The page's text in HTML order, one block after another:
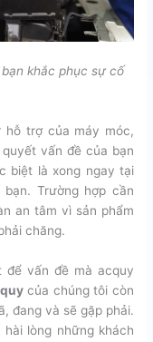
khắc phục sự cố
hỗ trợ của máy móc,
vấn đề của bạn
biệt là xong ngay tại
Trường hợp cần
an tâm vì sản phẩm
chăng.
để vấn đề mà acquy
của chúng tôi còn
đang và sẽ gặp phải.
lòng những khách